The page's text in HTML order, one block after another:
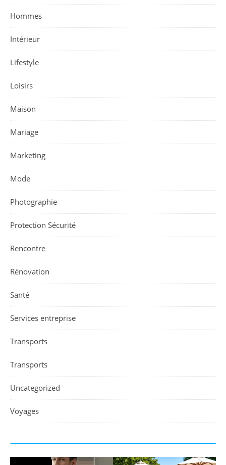
Hommes
Intérieur
Lifestyle
Loisirs
Maison
Mariage
Marketing
Mode
Photographie
Protection Sécurité
Rencontre
Rénovation
Santé
Services entreprise
Transports
Transports
Uncategorized
Voyages